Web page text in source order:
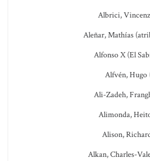
Albrici,
Aleñar, Mathías
Alfonso X (El
Alfvén, Hugo
Ali-Zadeh,
Alimonda,
Alison,
Alkan, Charles-